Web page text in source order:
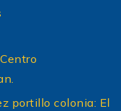
portillo colonia: El